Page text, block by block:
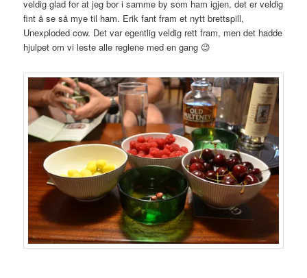
veldig glad for at jeg bor i samme by som ham igjen, det er veldig
fint å se så mye til ham. Erik fant fram et nytt brettspill,
Unexploded cow. Det var egentlig veldig rett fram, men det hadde
hjulpet om vi leste alle reglene med en gang 😉